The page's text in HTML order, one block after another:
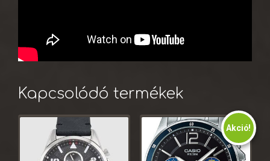
Kapcsolódó termékek
Akció!